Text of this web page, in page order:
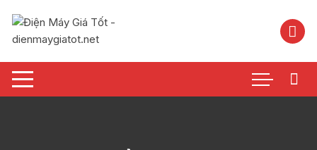
nội